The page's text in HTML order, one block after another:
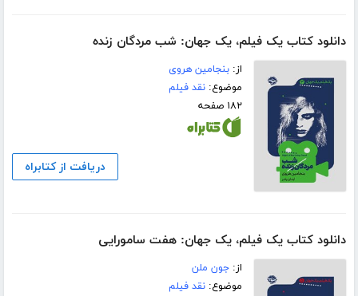
دانلود کتاب یک فیلم، یک جهان: شب مردگان زنده
از:بنجامین هروی
موضوع:نقد فیلم
۱۸۲ صفحه
دریافت از کتابراه
دانلود کتاب یک فیلم، یک جهان: هفت سامورایی
از:جون ملن
موضوع:نقد فیلم